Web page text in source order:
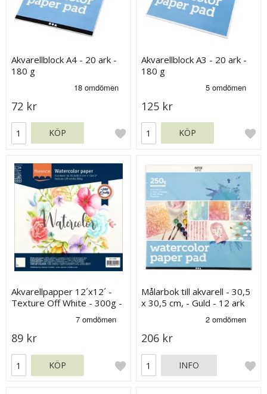
Akvarellblock A4 - 20 ark -
180 g
72 kr
KÖP
Akvarellblock A3 - 20 ark -
180 g
125 kr
KÖP
Akvarellpapper 12´x12´ -
Texture Off White - 300g -
89 kr
KÖP
Målarbok till akvarell - 30,5
x 30,5 cm, - Guld - 12 ark
206 kr
INFO